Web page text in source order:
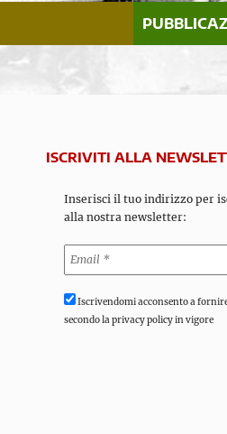
ISCRIVITI ALLA
Inserisci il tuo indirizzo per
alla nostra newsletter:
Iscrivendomi acconsento a
secondo la privacy policy in vigore